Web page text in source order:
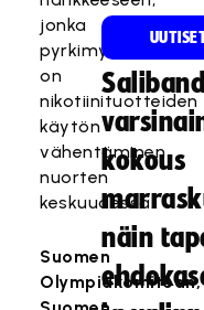
jonka
pyrkimyksenä
on
nikotiinituotteiden
käytön
vähentäminen
nuorten
keskuudessa.
Suomen
Olympiakomitean,
kokous
näin